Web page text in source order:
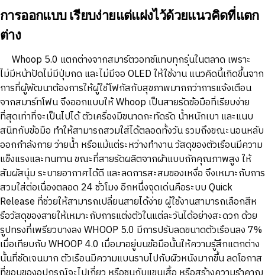
การออกแบบ เรียบง่ายแต่แฝงไว้ด้วยแนวคิดที่แตก
ต่าง
Whoop 5.0 แตกต่างจากสมาร์ตวอทช์แทบทุกรุ่นในตลาด เพราะ
ไม่มีหน้าปัดไม่มีปุ่มกด และไม่มีจอ OLED ให้ใช้งาน แนวคิดนี้เกิดขึ้นจาก
การที่ผู้พัฒนาต้องการให้ผู้ใช้โฟกัสกับสุขภาพมากกว่าการแจ้งเตือน
จากสมาร์ทโฟน จึงออกแบบให้ Whoop เป็นสายรัดข้อมือที่เรียบง่าย
ที่สุดเท่าที่จะเป็นไปได้ ตัวเครื่องมีขนาดกะทัดรัด น้ำหนักเบา และแนบ
สนิทกับข้อมือ ทำให้สามารถสวมใส่ได้ตลอดทั้งวัน รวมถึงขณะนอนหลับ
ออกกำลังกาย ว่ายน้ำ หรือแม้แต่ระหว่างทำงาน วัสดุของตัวเรือนมีความ
แข็งแรงและทนทาน ขณะที่สายรัดผลิตจากผ้าแบบถักคุณภาพสูง ให้
สัมผัสนุ่ม ระบายอากาศได้ดี และลดการสะสมของเหงื่อ จึงเหมาะกับการ
สวมใส่ต่อเนื่องตลอด 24 ชั่วโมง อีกหนึ่งจุดเด่นคือระบบ Quick
Release ที่ช่วยให้สามารถเปลี่ยนสายได้ง่าย ผู้ใช้งานสามารถเลือกสีห
รือวัสดุของสายให้เหมาะกับการแต่งตัวในแต่ละวันได้อย่างสะดวก ด้วย
รูปทรงที่เพรียวบางลง WHOOP 5.0 มีการปรับลดขนาดตัวเรือนลง 7%
เมื่อเทียบกับ WHOOP 4.0 เมื่อมาอยู่บนข้อมือนั้นให้ความรู้สึกแตกต่าง
นั้นที่ชัดเจนมาก ตัวเรือนมีความแบนราบไปกับผิวหนังมากขึ้น ลดโอกาส